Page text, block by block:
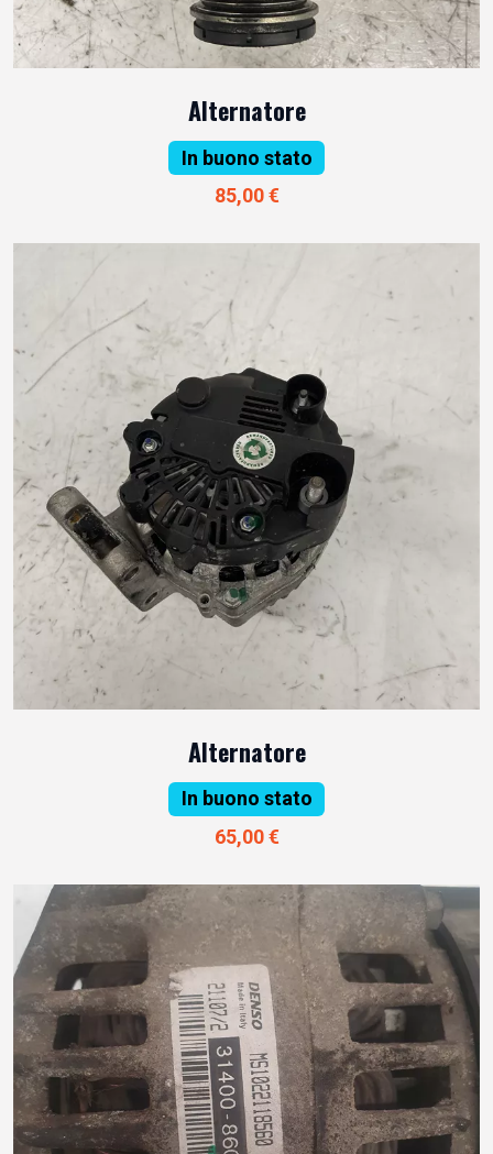
Alternatore
In buono stato
85,00 €
Alternatore
In buono stato
65,00 €